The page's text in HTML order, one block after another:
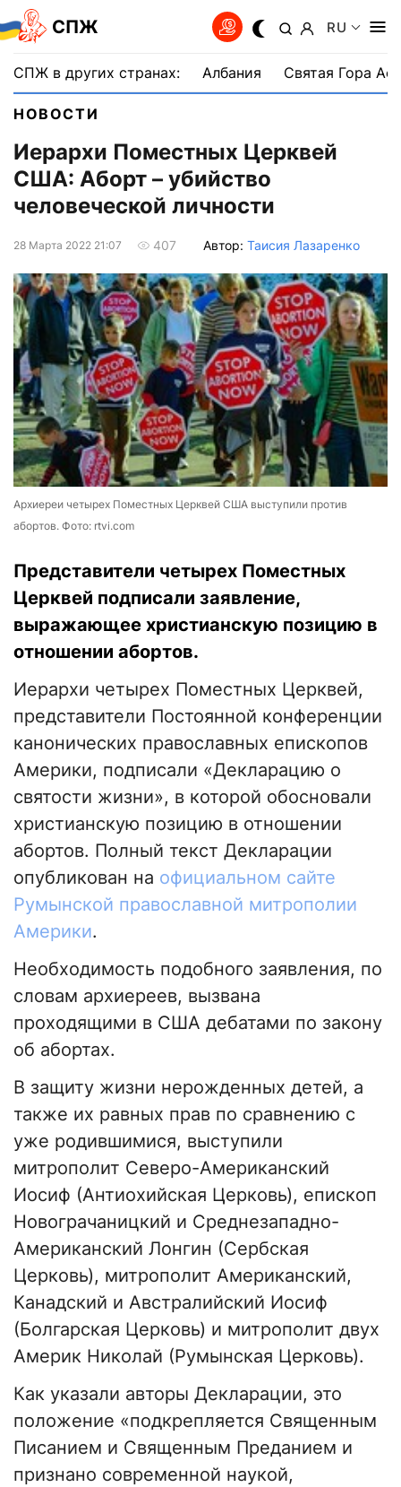
СПЖ RU
СПЖ в других странах: Албания Святая Гора
НОВОСТИ
Иерархи Поместных Церквей
США: Аборт – убийство
человеческой личности
28 Марта 2022 21:07 407 Автор: Таисия Лазаренко
Архиереи четырех Поместных Церквей США выступили против
абортов. Фото: rtvi.com
Представители четырех Поместных
Церквей подписали заявление,
выражающее христианскую позицию в
отношении абортов.
Иерархи четырех Поместных Церквей,
представители Постоянной конференции
канонических православных епископов
Америки, подписали «Декларацию о
святости жизни», в которой обосновали
христианскую позицию в отношении
абортов. Полный текст Декларации
опубликован на официальном сайте
Румынской православной митрополии
Америки.
Необходимость подобного заявления, по
словам архиереев, вызвана
проходящими в США дебатами по закону
об абортах.
В защиту жизни нерожденных детей, а
также их равных прав по сравнению с
уже родившимися, выступили
митрополит Северо-Американский
Иосиф (Антиохийская Церковь), епископ
Новограчаницкий и Среднезападно-
Американский Лонгин (Сербская
Церковь), митрополит Американский,
Канадский и Австралийский Иосиф
(Болгарская Церковь) и митрополит двух
Америк Николай (Румынская Церковь).
Как указали авторы Декларации, это
положение «подкрепляется Священным
Писанием и Священным Преданием и
признано современной наукой,